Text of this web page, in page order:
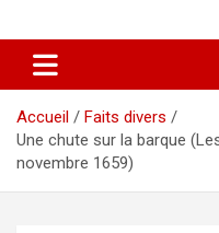
Accueil
Faits divers
Une chute sur la barque
novembre 1659)